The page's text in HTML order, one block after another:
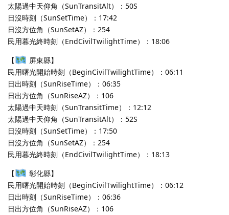
太陽過中天仰角（SunTransitAlt）：50S
日沒時刻（SunSetTime）：17:42
日沒方位角（SunSetAZ）：254
民用暮光終時刻（EndCivilTwilightTime）：18:06
【
屏東縣】
民用曙光開始時刻（BeginCivilTwilightTime）：06:11
日出時刻（SunRiseTime）：06:35
日出方位角（SunRiseAZ）：106
太陽過中天時刻（SunTransitTime）：12:12
太陽過中天仰角（SunTransitAlt）：52S
日沒時刻（SunSetTime）：17:50
日沒方位角（SunSetAZ）：254
民用暮光終時刻（EndCivilTwilightTime）：18:13
【
彰化縣】
民用曙光開始時刻（BeginCivilTwilightTime）：06:12
日出時刻（SunRiseTime）：06:36
日出方位角（SunRiseAZ）：106